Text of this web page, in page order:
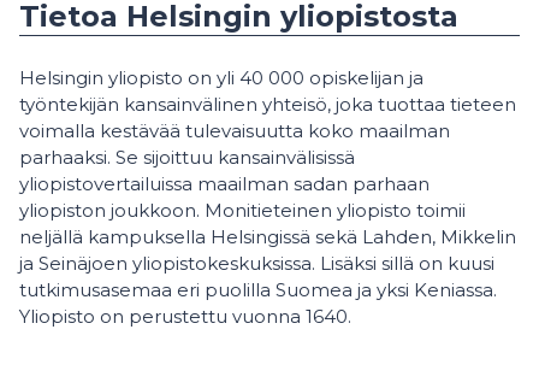
Tietoa Helsingin yliopistosta
Helsingin yliopisto on yli 40 000 opiskelijan ja
työntekijän kansainvälinen yhteisö, joka tuottaa tieteen
voimalla kestävää tulevaisuutta koko maailman
parhaaksi. Se sijoittuu kansainvälisissä
yliopistovertailuissa maailman sadan parhaan
yliopiston joukkoon. Monitieteinen yliopisto toimii
neljällä kampuksella Helsingissä sekä Lahden, Mikkelin
ja Seinäjoen yliopistokeskuksissa. Lisäksi sillä on kuusi
tutkimusasemaa eri puolilla Suomea ja yksi Keniassa.
Yliopisto on perustettu vuonna 1640.